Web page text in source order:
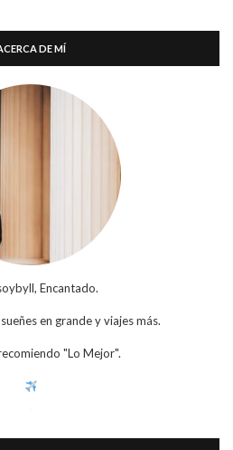
DE MÍ
Encantado.
en grande y viajes más.
"Lo Mejor".